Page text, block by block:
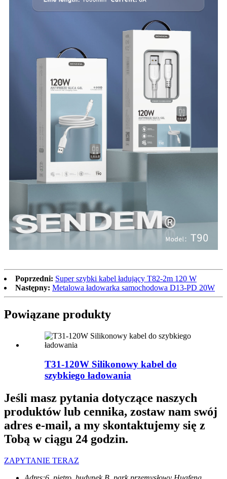
Poprzedni: Super szybki kabel ładujący T82-2m 120 W
Następny: Metalowa ładowarka samochodowa D13-PD 20W
Powiązane produkty
T31-120W Silikonowy kabel do
szybkiego ładowania
Jeśli masz pytania dotyczące naszych
produktów lub cennika, zostaw nam swój
adres e-mail, a my skontaktujemy się z
Tobą w ciągu 24 godzin.
ZAPYTANIE TERAZ